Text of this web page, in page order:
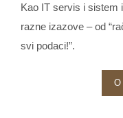
Kao IT servis i sistem
razne izazove – od
svi podaci!”.